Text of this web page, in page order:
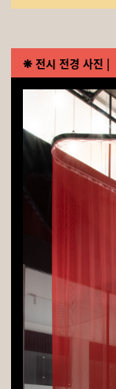
❋ 전시 전경 사진 |